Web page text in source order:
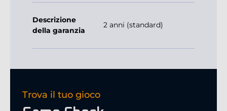
Descrizione
della garanzia
2 anni (standard)
Trova il tuo gioco